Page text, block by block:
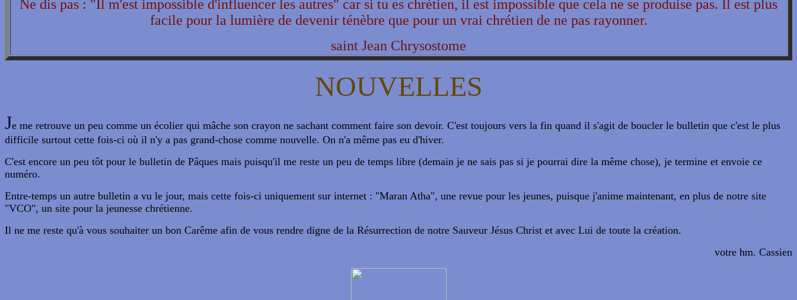
Ne dis pas : "Il m'est impossible d'influencer les autres" car si tu es chrétien, il est impossible que cela ne se produise pas. Il est plus
facile pour la lumière de devenir ténèbre que pour un vrai chrétien de ne pas rayonner.
saint Jean Chrysostome
NOUVELLES
Je me retrouve un peu comme un écolier qui mâche son crayon ne sachant comment faire son devoir. C'est toujours vers la fin quand il s'agit de boucler le bulletin que c'est le plus
difficile surtout cette fois-ci où il n'y a pas grand-chose comme nouvelle. On n'a même pas eu d'hiver.
C'est encore un peu tôt pour le bulletin de Pâques mais puisqu'il me reste un peu de temps libre (demain je ne sais pas si je pourrai dire la même chose), je termine et envoie ce
numéro.
Entre-temps un autre bulletin a vu le jour, mais cette fois-ci uniquement sur internet : "Maran Atha", une revue pour les jeunes, puisque j'anime maintenant, en plus de notre site
"VCO", un site pour la jeunesse chrétienne.
Il ne me reste qu'à vous souhaiter un bon Carême afin de vous rendre digne de la Résurrection de notre Sauveur Jésus Christ et avec Lui de toute la création.
votre hm. Cassien